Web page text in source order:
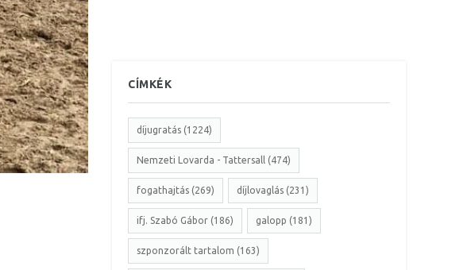
CÍMKÉK
díjugratás (1224)
Nemzeti Lovarda - Tattersall (474)
fogathajtás (269) díjlovaglás (231)
ifj. Szabó Gábor (186) galopp (181)
szponzorált tartalom (163)